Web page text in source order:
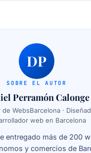
DP
SOBRE EL AUTOR
Perramón Calonge
de WebsBarcelona ·
web en Barcelona
entregado más de 200
y comercios de